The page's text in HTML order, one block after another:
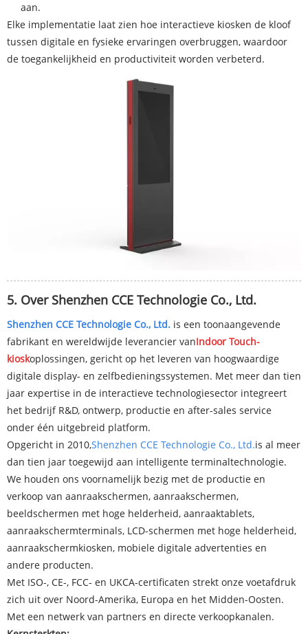
aan.
Elke implementatie laat zien hoe interactieve kiosken de kloof
tussen digitale en fysieke ervaringen overbruggen, waardoor
de toegankelijkheid en productiviteit worden verbeterd.
5. Over Shenzhen CCE Technologie Co., Ltd.
Shenzhen CCE Technologie Co., Ltd. is een toonaangevende
fabrikant en wereldwijde leverancier vanIndoor Touch-
kioskoplossingen, gericht op het leveren van hoogwaardige
digitale display- en zelfbedieningssystemen. Met meer dan tien
jaar expertise in de interactieve technologiesector integreert
het bedrijf R&D, ontwerp, productie en after-sales service
onder één uitgebreid platform.
Opgericht in 2010,Shenzhen CCE Technologie Co., Ltd.is al meer
dan tien jaar toegewijd aan intelligente terminaltechnologie.
We houden ons voornamelijk bezig met de productie en
verkoop van aanraakschermen, aanraakschermen,
beeldschermen met hoge helderheid, aanraaktablets,
aanraakschermterminals, LCD-schermen met hoge helderheid,
aanraakschermkiosken, mobiele digitale advertenties en
andere producten.
Met ISO-, CE-, FCC- en UKCA-certificaten strekt onze voetafdruk
zich uit over Noord-Amerika, Europa en het Midden-Oosten.
Met een netwerk van partners en directe verkoopkanalen.